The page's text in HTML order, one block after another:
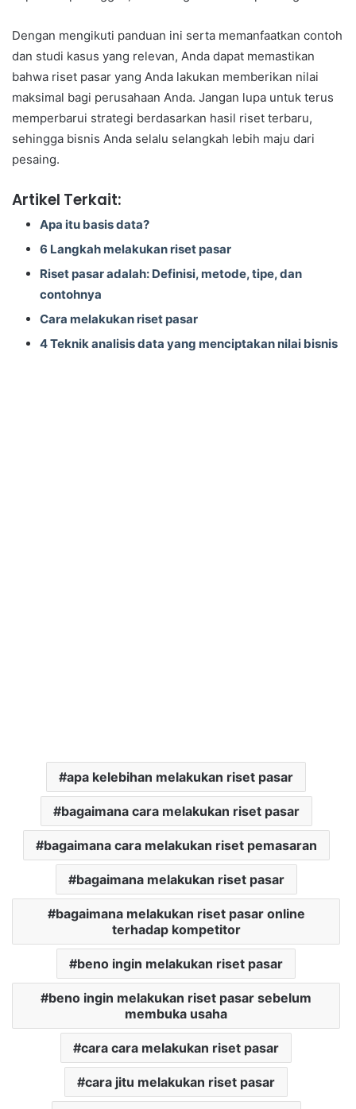
Dengan mengikuti panduan ini serta memanfaatkan contoh
dan studi kasus yang relevan, Anda dapat memastikan
bahwa riset pasar yang Anda lakukan memberikan nilai
maksimal bagi perusahaan Anda. Jangan lupa untuk terus
memperbarui strategi berdasarkan hasil riset terbaru,
sehingga bisnis Anda selalu selangkah lebih maju dari
pesaing.
Artikel Terkait:
Apa itu basis data?
6 Langkah melakukan riset pasar
Riset pasar adalah: Definisi, metode, tipe, dan
contohnya
Cara melakukan riset pasar
4 Teknik analisis data yang menciptakan nilai bisnis
apa kelebihan melakukan riset pasar
bagaimana cara melakukan riset pasar
bagaimana cara melakukan riset pemasaran
bagaimana melakukan riset pasar
bagaimana melakukan riset pasar online
terhadap kompetitor
beno ingin melakukan riset pasar
beno ingin melakukan riset pasar sebelum
membuka usaha
cara cara melakukan riset pasar
cara jitu melakukan riset pasar